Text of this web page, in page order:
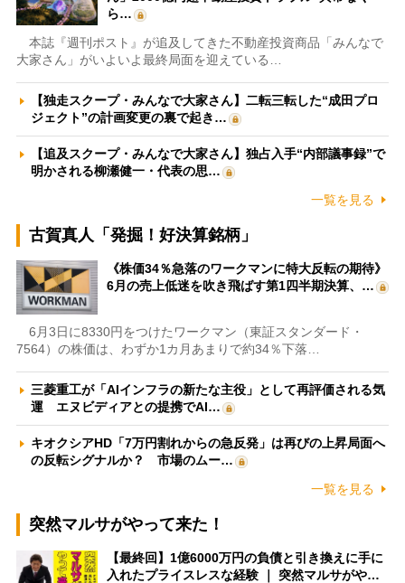
ら…
本誌『週刊ポスト』が追及してきた不動産投資商品「みんなで
大家さん」がいよいよ最終局面を迎えている…
【独走スクープ・みんなで大家さん】二転三転した“成田プロ
ジェクト”の計画変更の裏で起き…
【追及スクープ・みんなで大家さん】独占入手“内部議事録”で
明かされる柳瀬健一・代表の思…
一覧を見る
古賀真人「発掘！好決算銘柄」
《株価34％急落のワークマンに特大反転の期待》
6月の売上低迷を吹き飛ばす第1四半期決算、…
6月3日に8330円をつけたワークマン（東証スタンダード・
7564）の株価は、わずか1カ月あまりで約34％下落…
三菱重工が「AIインフラの新たな主役」として再評価される気
運 エヌビディアとの提携でAI…
キオクシアHD「7万円割れからの急反発」は再びの上昇局面へ
の反転シグナルか？ 市場のムー…
一覧を見る
突然マルサがやって来た！
【最終回】1億6000万円の負債と引き換えに手に
入れたプライスレスな経験 ｜ 突然マルサがや…